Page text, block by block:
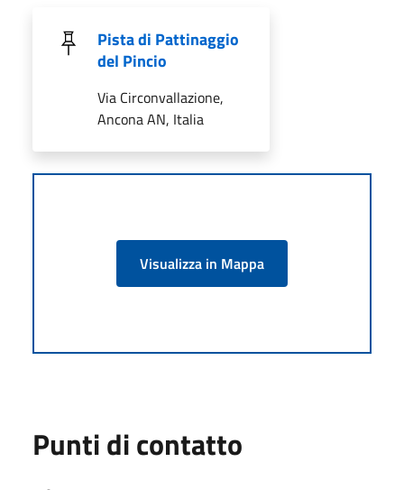
Pista di Pattinaggio
del Pincio
Via Circonvallazione,
Ancona AN, Italia
Visualizza in Mappa
Punti di contatto